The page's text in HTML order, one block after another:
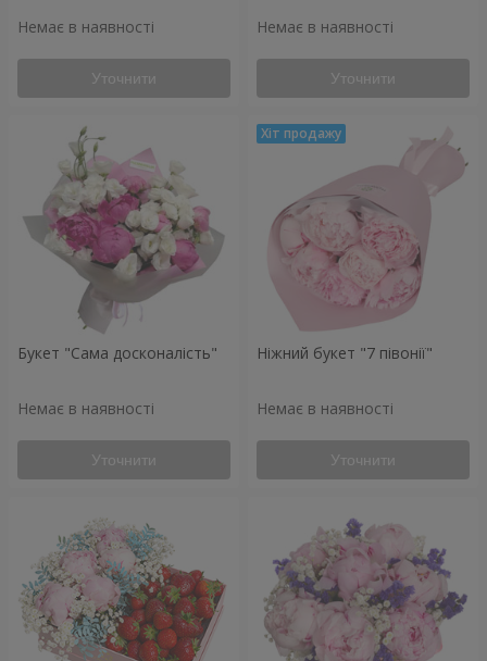
Немає в наявності
Уточнити
Немає в наявності
Уточнити
Букет "Сама досконалість"
Немає в наявності
Уточнити
Ніжний букет "7 півонії"
Немає в наявності
Уточнити